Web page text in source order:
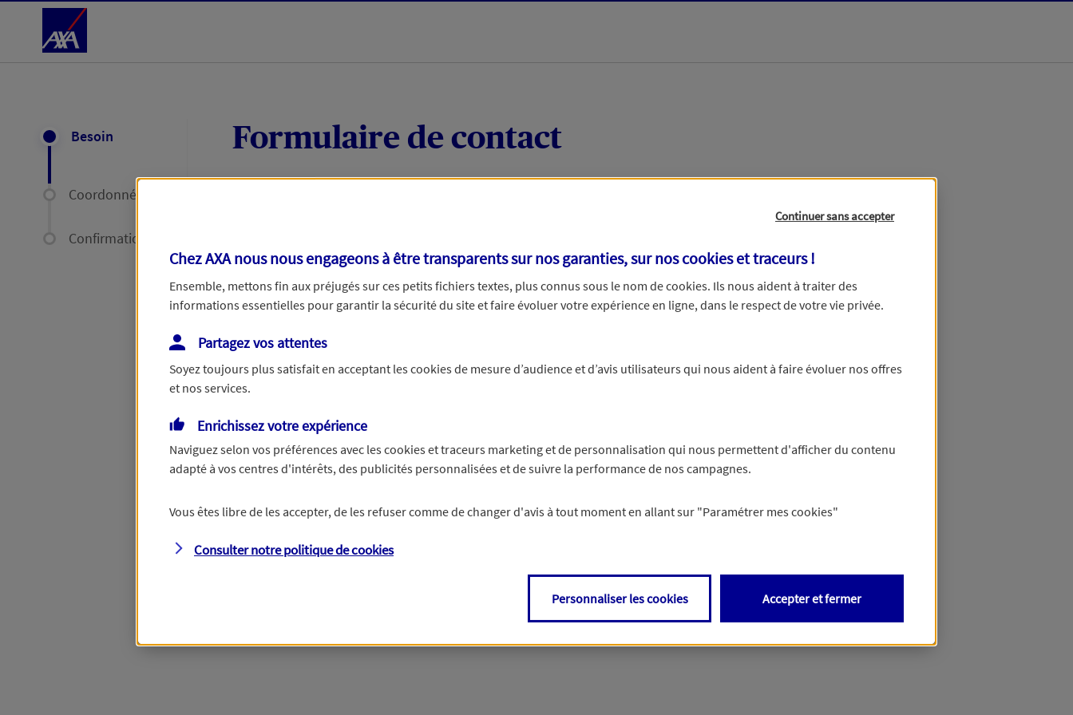
Accéder au Contenu
Besoin
Coordonnées
Confirmation
Formulaire de contact
Votre message :
Vous disposez de droits sur les informations vous concernant. Pour plus d’informations,
Continuer sans accepter
Chez AXA nous nous engageons à être transparents sur nos garanties, sur noscookies et traceurs!
Ensemble, mettons fin aux préjugés sur ces petits fichiers textes, plus connus sous le nom decookies. Ils nous aident à traiter des
informations essentielles pour garantir la sécurité du site et faire évoluer votre expérience en ligne, dans le respect de votre vie privée.
Partagez vos attentes
Soyez toujours plus satisfait en acceptant les cookies de mesure d’audience et d’avis utilisateurs qui nous aident à faire évoluer nos offres
et nos services.
Enrichissez votre expérience
Naviguez selon vos préférences avec les cookies et traceurs marketing et de personnalisation qui nous permettent d'afficher du contenu
adapté à vos centres d'intérêts, des publicités personnalisées et de suivre la performance de nos campagnes.
Vous êtes libre de les accepter, de les refuser comme de changer d'avis à tout moment en allant sur "Paramétrer mes cookies"
Consulter notre politique decookies
Personnaliser les cookies Accepter et fermer